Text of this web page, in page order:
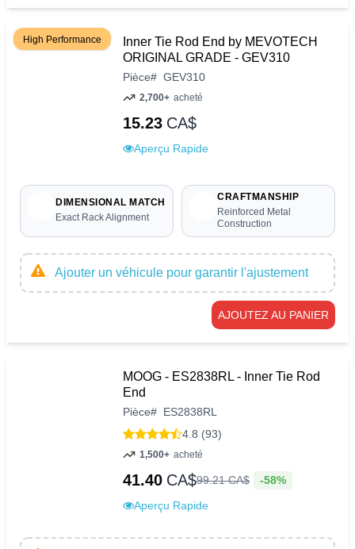
High Performance
Inner Tie Rod End by MEVOTECH
ORIGINAL GRADE - GEV310
Pièce# GEV310
2,700+ acheté
15.23 CA$
Aperçu Rapide
DIMENSIONAL MATCH
Exact Rack Alignment
CRAFTMANSHIP
Reinforced Metal
Construction
Ajouter un véhicule pour garantir l'ajustement
AJOUTEZ AU PANIER
MOOG - ES2838RL - Inner Tie Rod
End
Pièce# ES2838RL
4.8 (93)
1,500+ acheté
41.40 CA$99.21CA$ -58%
Aperçu Rapide